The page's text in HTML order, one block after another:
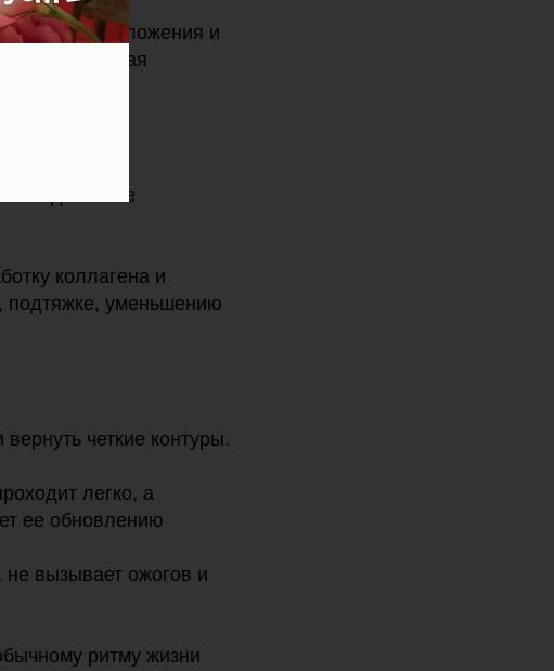
для омоложения и
этом дающая
воздействие
коллагена и
подтяжке, уменьшению
четкие контуры.
легко, а
ее обновлению
вызывает ожогов и
ритму жизни